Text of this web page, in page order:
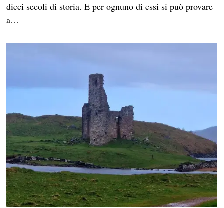
dieci secoli di storia. E per ognuno di essi si può provare
a…